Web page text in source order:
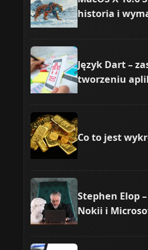
historia i
Język Dart –
tworzeniu
Co to jest
Stephen Elop
Nokii i